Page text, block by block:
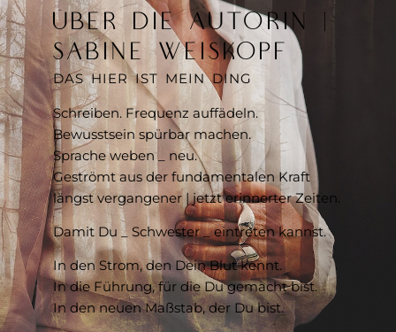
ÜBER DIE AUTORIN |
SABINE WEISKOPF
DAS HIER IST MEIN DING
Schreiben. Frequenz auffädeln.
Bewusstsein spürbar machen.
Sprache weben _ neu.
Geströmt aus der fundamentalen Kraft
längst vergangener | jetzt erinnerter Zeiten.
Damit Du _ Schwester _ eintreten kannst.
In den Strom, den Dein Blut kennt.
In die Führung, für die Du gemacht bist.
In den neuen Maßstab, der Du bist.